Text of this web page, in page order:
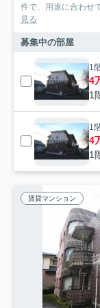
件で、用途に合わせ
見る
募集中の部屋
1
4
1
1
4
1
賃貸マンション